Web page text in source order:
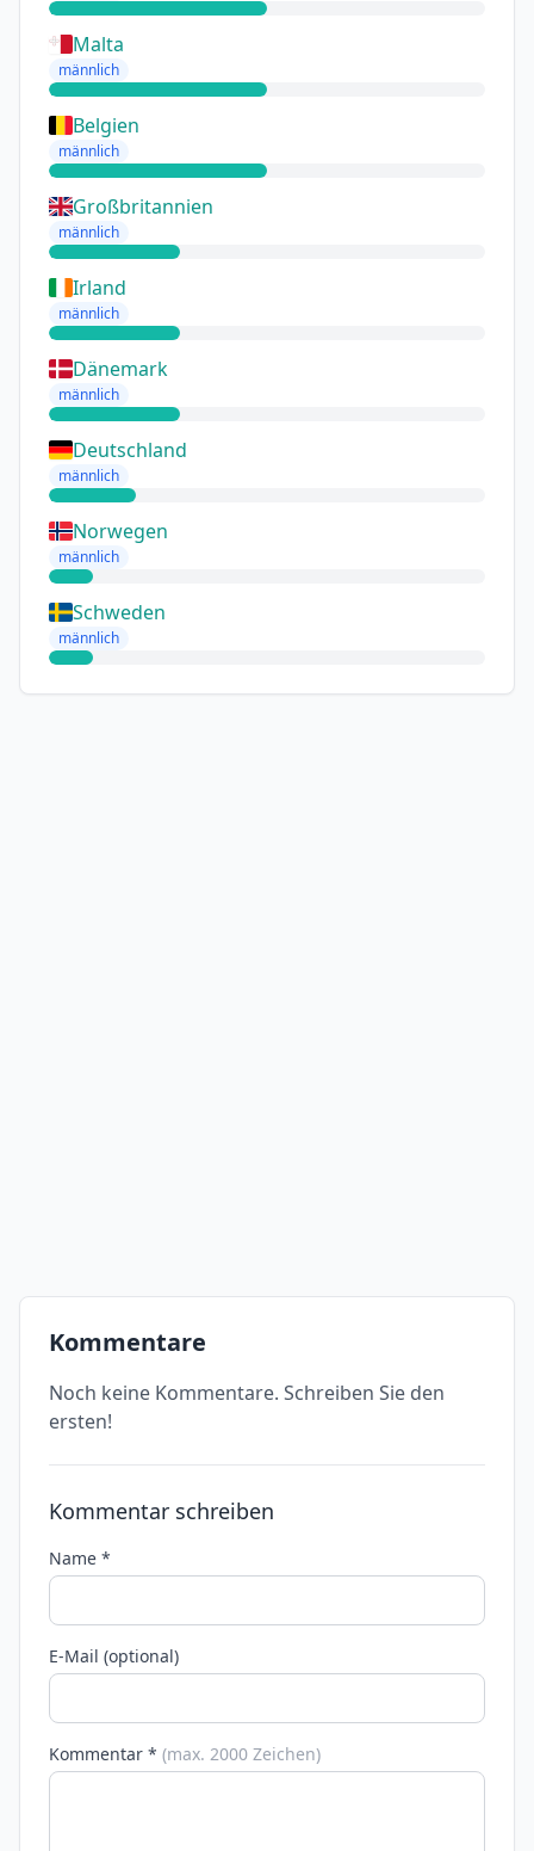
Malta
männlich
Belgien
männlich
Großbritannien
männlich
Irland
männlich
Dänemark
männlich
Deutschland
männlich
Norwegen
männlich
Schweden
männlich
Kommentare
Noch keine Kommentare. Schreiben Sie den
ersten!
Kommentar schreiben
Name *
E-Mail (optional)
Kommentar * (max. 2000 Zeichen)